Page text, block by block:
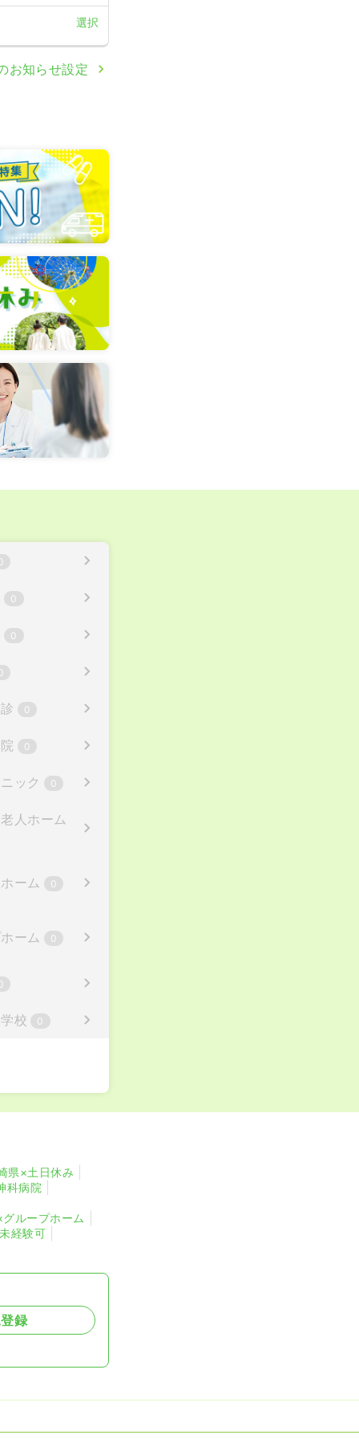
選択
お知らせ設定
0
0
0
0
ック 0
人ホーム
ーム 0
ーム 0
校 0
県×土日休み
科病院
ループホーム
経験可
録